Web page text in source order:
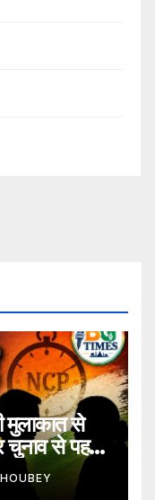
मुलाकात से
चुनाव से पहले